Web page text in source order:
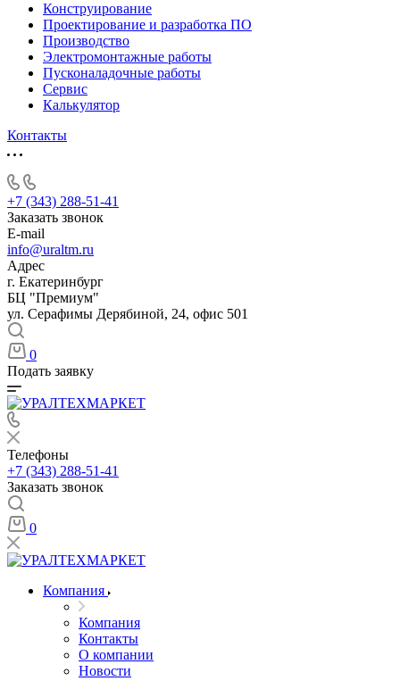
Конструирование
Проектирование и разработка ПО
Производство
Электромонтажные работы
Пусконаладочные работы
Сервис
Калькулятор
Контакты
+7 (343) 288-51-41
Заказать звонок
E-mail
info@uraltm.ru
Адрес
г. Екатеринбург
БЦ "Премиум"
ул. Серафимы Дерябиной, 24, офис 501
0
Подать заявку
Телефоны
+7 (343) 288-51-41
Заказать звонок
0
Компания
Компания
Контакты
О компании
Новости